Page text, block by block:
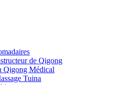
de Qigong
Qigong Médical
Tuina